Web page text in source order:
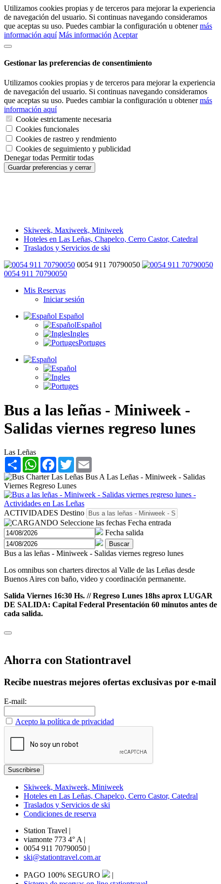
Utilizamos cookies propias y de terceros para mejorar la experiencia
de navegación del usuario. Si continuas navegando consideramos
que aceptas su uso. Puedes cambiar la configuración u obtenermás
información aquí Más información Aceptar
Gestionar las preferencias de consentimiento
Utilizamos cookies propias y de terceros para mejorar la experiencia
de navegación del usuario. Si continuas navegando consideramos
que aceptas su uso. Puedes cambiar la configuración u obtenermás
información aquí
Cookie estrictamente necesaria
Cookies funcionales
Cookies de rastreo y rendmiento
Cookies de seguimiento y publicidad
Denegar todas Permitir todas
Guardar preferencias y cerrar
Skiweek, Maxiweek, Miniweek
Hoteles en Las Leñas, Chapelco, Cerro Castor, Catedral
Traslados y Servicios de ski
0054 911 70790050
0054 911 70790050
Mis Reservas
Iniciar sesión
Español
Español
Ingles
Portuges
Bus a las leñas - Miniweek -
Salidas viernes regreso lunes
Las Leñas
Share WhatsAppFacebook
Twitter
ACTIVIDADES Destino
Seleccione las fechas Fecha entrada
Fecha salida
Buscar
Bus a las leñas - Miniweek - Salidas viernes regreso lunes
Los omnibus son charters directos al Valle de las Leñas desde
Buenos Aires con baño, video y coordinación permanente.
Salida Viernes 16:30 Hs. // Regreso Lunes 18hs aprox LUGAR
DE SALIDA: Capital Federal Presentación 60 minutos antes de
cada salida.
Ahorra con Stationtravel
Recibe nuestras mejores ofertas exclusivas por e-mail
E-mail:
Acepto la política de privacidad
Skiweek, Maxiweek, Miniweek
Hoteles en Las Leñas, Chapelco, Cerro Castor, Catedral
Traslados y Servicios de ski
Condiciones de reserva
Station Travel |
viamonte 773 4° A |
0054 911 70790050 |
ski@stationtravel.com.ar
PAGO 100% SEGURO
|